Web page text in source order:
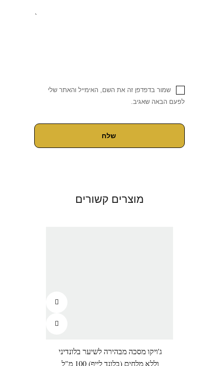
שמור בדפדפן זה את השם, האימייל והאתר שלי
לפעם הבאה שאגיב.
מוצרים קשורים
ג'ויקו מסכה מבהירה לשיער בלונדיני
וללא מלחים (בלונד לייף) 100 מ"ל